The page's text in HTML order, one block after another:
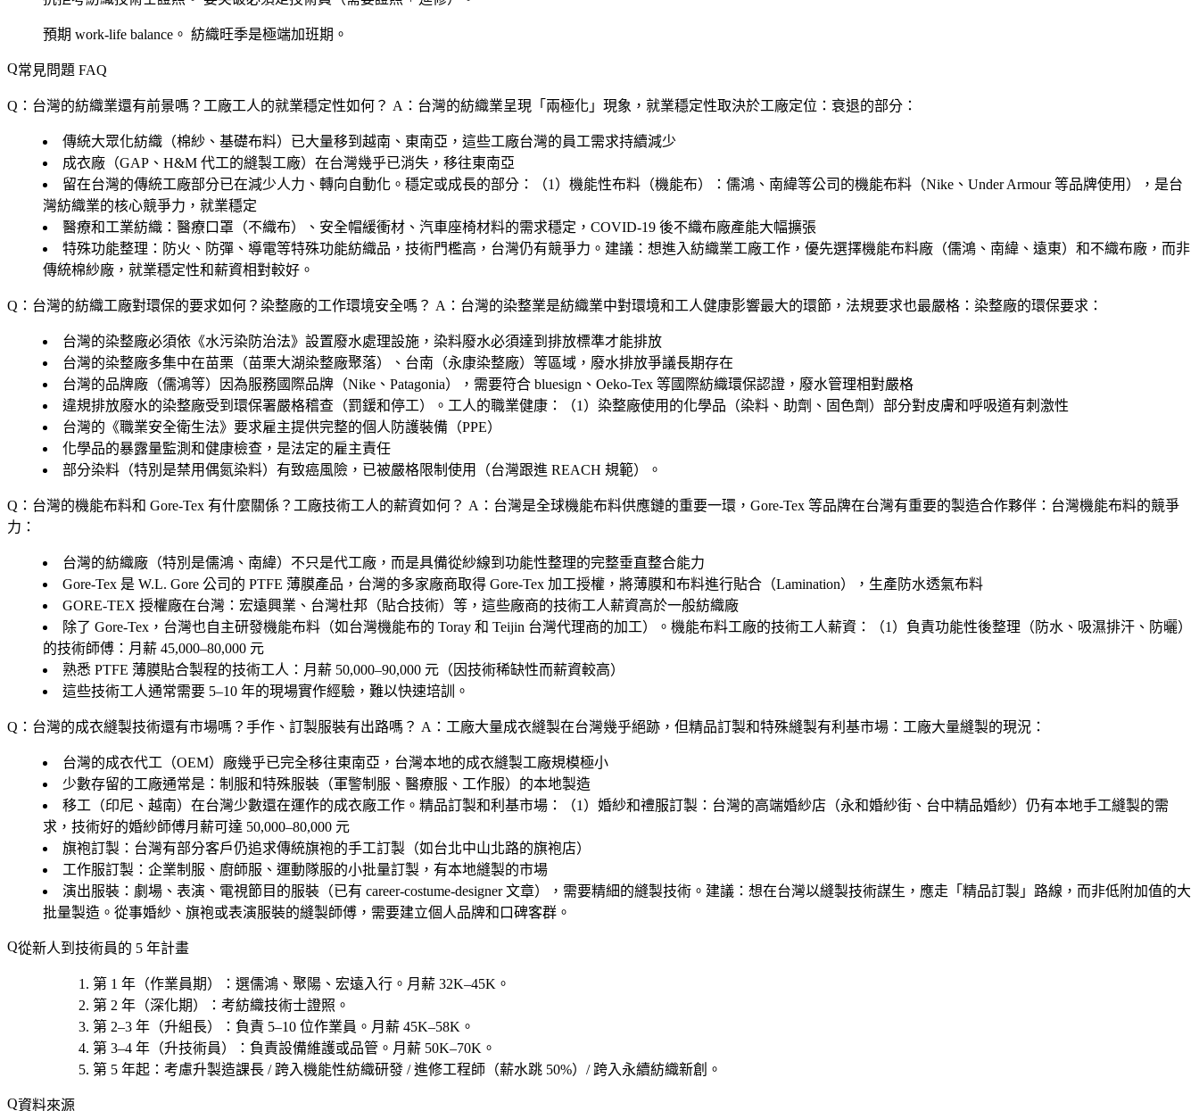
預期 work-life balance。 紡織旺季是極端加班期。
常見問題 FAQ
Q：台灣的紡織業還有前景嗎？工廠工人的就業穩定性如何？ A：台灣的紡織業呈現「兩極化」現象，就業穩定性取決於工廠定位：衰退的部分：
傳統大眾化紡織（棉紗、基礎布料）已大量移到越南、東南亞，這些工廠台灣的員工需求持續減少
成衣廠（GAP、H&M 代工的縫製工廠）在台灣幾乎已消失，移往東南亞
留在台灣的傳統工廠部分已在減少人力、轉向自動化。穩定或成長的部分：（1） 機能性布料（機能布）
：儒鴻、南緯等公司的機能布料（Nike、Under Armour 等品牌使用），是台
灣紡織業的核心競爭力，就業穩定
醫療和工業紡織 ：醫療口罩（不織布）、安全帽緩衝材、汽車座椅材料的需求穩定，COVID-19 後不織布廠產能大幅擴張
特殊功能整理 ：防火、防彈、導電等特殊功能紡織品，技術門檻高，台灣仍有競爭力。建議：想進入紡織業工廠工作，優先選擇機能布料廠（儒鴻、南緯、遠東）和不織布廠，而非
傳統棉紗廠，就業穩定性和薪資相對較好。
Q：台灣的紡織工廠對環保的要求如何？染整廠的工作環境安全嗎？ A：台灣的染整業是紡織業中對環境和工人健康影響最大的環節，法規要求也最嚴格：染整廠的環保要求：
台灣的染整廠必須依《水污染防治法》設置廢水處理設施，染料廢水必須達到排放標準才能排放
台灣的染整廠多集中在苗栗（苗栗大湖染整廠聚落）、台南（永康染整廠）等區域，廢水排放爭議長期存在
台灣的品牌廠（儒鴻等）因為服務國際品牌（Nike、Patagonia），需要符合 bluesign、Oeko-Tex 等國際紡織環保認證，廢水管理相對嚴格
違規排放廢水的染整廠受到環保署嚴格稽查（罰鍰和停工）。工人的職業健康：（1）染整廠使用的化學品（染料、助劑、固色劑）部分對皮膚和呼吸道有刺激性
台灣的《職業安全衛生法》要求雇主提供完整的個人防護裝備（PPE）
化學品的暴露量監測和健康檢查，是法定的雇主責任
部分染料（特別是禁用偶氮染料）有致癌風險，已被嚴格限制使用（台灣跟進 REACH 規範）。
Q：台灣的機能布料和 Gore-Tex 有什麼關係？工廠技術工人的薪資如何？ A：台灣是全球機能布料供應鏈的重要一環，Gore-Tex 等品牌在台灣有重要的製造合作夥伴：台灣機能布料的競爭
力：
台灣的紡織廠（特別是儒鴻、南緯）不只是代工廠，而是具備從紗線到功能性整理的完整垂直整合能力
Gore-Tex 是 W.L. Gore 公司的 PTFE 薄膜產品，台灣的多家廠商取得 Gore-Tex 加工授權，將薄膜和布料進行貼合（Lamination），生產防水透氣布料
GORE-TEX 授權廠在台灣：宏遠興業、台灣杜邦（貼合技術）等，這些廠商的技術工人薪資高於一般紡織廠
除了 Gore-Tex，台灣也自主研發機能布料（如台灣機能布的 Toray 和 Teijin 台灣代理商的加工）。機能布料工廠的技術工人薪資：（1）負責功能性後整理（防水、吸濕排汗、防曬）
的技術師傅：月薪 45,000–80,000 元
熟悉 PTFE 薄膜貼合製程的技術工人：月薪 50,000–90,000 元（因技術稀缺性而薪資較高）
這些技術工人通常需要 5–10 年的現場實作經驗，難以快速培訓。
Q：台灣的成衣縫製技術還有市場嗎？手作、訂製服裝有出路嗎？ A：工廠大量成衣縫製在台灣幾乎絕跡，但精品訂製和特殊縫製有利基市場：工廠大量縫製的現況：
台灣的成衣代工（OEM）廠幾乎已完全移往東南亞，台灣本地的成衣縫製工廠規模極小
少數存留的工廠通常是：制服和特殊服裝（軍警制服、醫療服、工作服）的本地製造
移工（印尼、越南）在台灣少數還在運作的成衣廠工作。精品訂製和利基市場：（1） 婚紗和禮服訂製 ：台灣的高端婚紗店（永和婚紗街、台中精品婚紗）仍有本地手工縫製的需
求，技術好的婚紗師傅月薪可達 50,000–80,000 元
旗袍訂製 ：台灣有部分客戶仍追求傳統旗袍的手工訂製（如台北中山北路的旗袍店）
工作服訂製 ：企業制服、廚師服、運動隊服的小批量訂製，有本地縫製的市場
演出服裝 ：劇場、表演、電視節目的服裝（已有 career-costume-designer 文章），需要精細的縫製技術。建議：想在台灣以縫製技術謀生，應走「精品訂製」路線，而非低附加值的大
批量製造。從事婚紗、旗袍或表演服裝的縫製師傅，需要建立個人品牌和口碑客群。
從新人到技術員的 5 年計畫
第 1 年（作業員期） ：選儒鴻、聚陽、宏遠 入行。月薪 32K–45K。
第 2 年（深化期）
：考紡織技術士證照 。
第 2–3 年（升組長）
：負責 5–10 位作業員。月薪 45K–58K。
第 3–4 年（升技術員）
：負責設備維護或品管。月薪 50K–70K。
第 5 年起 ：考慮升製造課長 / 跨入機能性紡織研發 / 進修工程師（薪水跳 50%）/ 跨入永續紡織新創 。
資料來源